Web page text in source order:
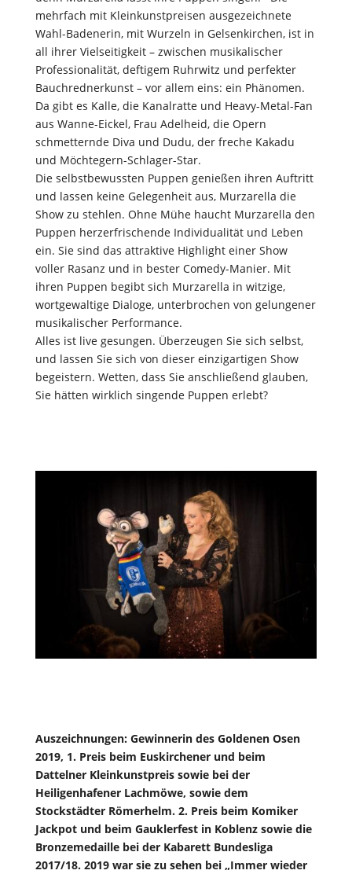
mehrfach mit Kleinkunstpreisen ausgezeichnete
Wahl-Badenerin, mit Wurzeln in Gelsenkirchen, ist in
all ihrer Vielseitigkeit – zwischen musikalischer
Professionalität, deftigem Ruhrwitz und perfekter
Bauchrednerkunst – vor allem eins: ein Phänomen.
Da gibt es Kalle, die Kanalratte und Heavy-Metal-Fan
aus Wanne-Eickel, Frau Adelheid, die Opern
schmetternde Diva und Dudu, der freche Kakadu
und Möchtegern-Schlager-Star.
Die selbstbewussten Puppen genießen ihren Auftritt
und lassen keine Gelegenheit aus, Murzarella die
Show zu stehlen. Ohne Mühe haucht Murzarella den
Puppen herzerfrischende Individualität und Leben
ein. Sie sind das attraktive Highlight einer Show
voller Rasanz und in bester Comedy-Manier. Mit
ihren Puppen begibt sich Murzarella in witzige,
wortgewaltige Dialoge, unterbrochen von gelungener
musikalischer Performance.
Alles ist live gesungen. Überzeugen Sie sich selbst,
und lassen Sie sich von dieser einzigartigen Show
begeistern. Wetten, dass Sie anschließend glauben,
Sie hätten wirklich singende Puppen erlebt?
Auszeichnungen: Gewinnerin des Goldenen Osen
2019, 1. Preis beim Euskirchener und beim
Dattelner Kleinkunstpreis sowie bei der
Heiligenhafener Lachmöwe, sowie dem
Stockstädter Römerhelm. 2. Preis beim Komiker
Jackpot und beim Gauklerfest in Koblenz sowie die
Bronzemedaille bei der Kabarett Bundesliga
2017/18. 2019 war sie zu sehen bei „Immer wieder